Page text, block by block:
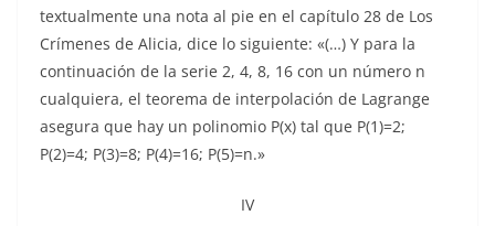
textualmente una nota al pie en el capítulo 28 de Los
Crímenes de Alicia, dice lo siguiente: «(…) Y para la
continuación de la serie 2, 4, 8, 16 con un número n
cualquiera, el teorema de interpolación de Lagrange
asegura que hay un polinomio P(x) tal que P(1)=2;
P(2)=4; P(3)=8; P(4)=16; P(5)=n.»
IV